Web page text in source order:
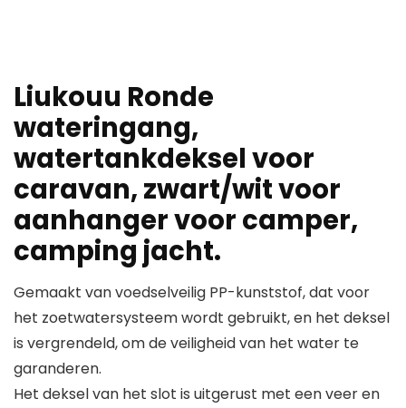
Liukouu Ronde
wateringang,
watertankdeksel voor
caravan, zwart/wit voor
aanhanger voor camper,
camping jacht.
Gemaakt van voedselveilig PP-kunststof, dat voor
het zoetwatersysteem wordt gebruikt, en het deksel
is vergrendeld, om de veiligheid van het water te
garanderen.
Het deksel van het slot is uitgerust met een veer en